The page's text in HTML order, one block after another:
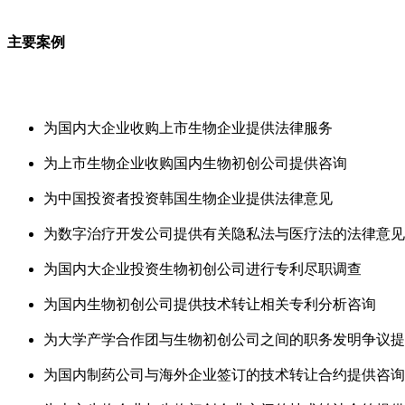
主要案例
为国内大企业收购上市生物企业提供法律服务
为上市生物企业收购国内生物初创公司提供咨询
为中国投资者投资韩国生物企业提供法律意见
为数字治疗开发公司提供有关隐私法与医疗法的法律意见
为国内大企业投资生物初创公司进行专利尽职调查
为国内生物初创公司提供技术转让相关专利分析咨询
为大学产学合作团与生物初创公司之间的职务发明争议
为国内制药公司与海外企业签订的技术转让合约提供咨询